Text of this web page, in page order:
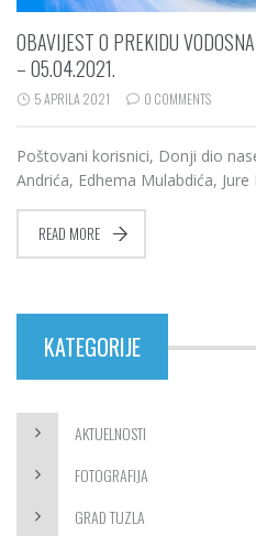
OBAVIJEST O PREKIDU
– 05.04.2021.
5 APRILA 2021 0 COMMENTS
Poštovani korisnici, Donji dio
Andrića, Edhema Mulabdića, Jure
READ MORE
KATEGORIJE
AKTUELNOSTI
FOTOGRAFIJA
GRAD TUZLA